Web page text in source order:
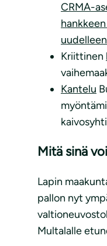
CRMA-
Kriittinen
Kantelu
Mitä sinä
Lapin
pallon nyt
Multalalle